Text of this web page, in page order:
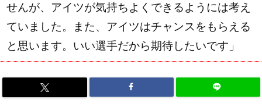
せんが、アイツが気持ちよくできるようには考え
ていました。また、アイツはチャンスをもらえる
と思います。いい選手だから期待したいです」